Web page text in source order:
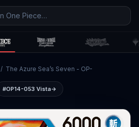
/ The Azure Sea’s Seven - OP-
#OP14-053 Vista→